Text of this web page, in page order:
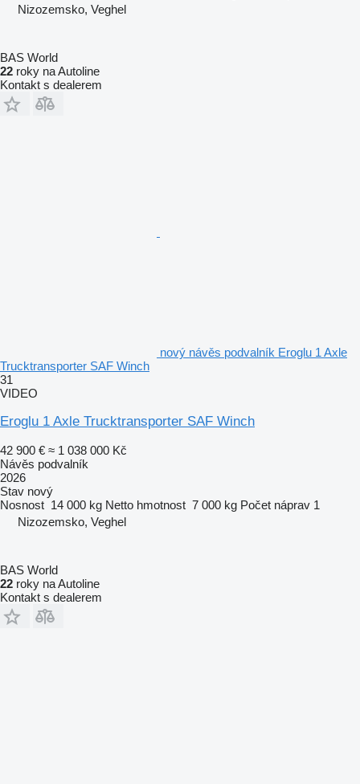
Nizozemsko, Veghel
BAS World
22 roky na Autoline
Kontakt s dealerem
nový návěs podvalník Eroglu 1 Axle
Trucktransporter SAF Winch
31
VIDEO
Eroglu 1 Axle Trucktransporter SAF Winch
42 900 € ≈ 1 038 000 Kč
Návěs podvalník
2026
Stav nový
Nosnost 14 000 kg Netto hmotnost 7 000 kg Počet náprav 1
Nizozemsko, Veghel
BAS World
22 roky na Autoline
Kontakt s dealerem